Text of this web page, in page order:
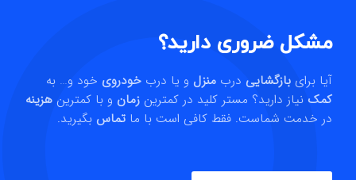
مشکل ضروری دارید؟
آیا برای بازگشایی درب منزل و یا درب خودروی خود و… به
کمک نیاز دارید؟ مستر کلید در کمترین زمان و با کمترین هزینه
در خدمت شماست. فقط کافی است با ما تماس بگیرید.